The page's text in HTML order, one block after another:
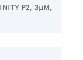
P2, 3µM,